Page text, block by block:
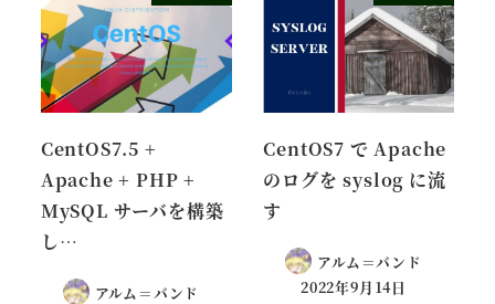
CentOS7.5 +
Apache + PHP +
MySQL サーバを構築
し…
アルム＝バンド
CentOS7 で Apache
のログを syslog に流
す
アルム＝バンド
2022年9月14日